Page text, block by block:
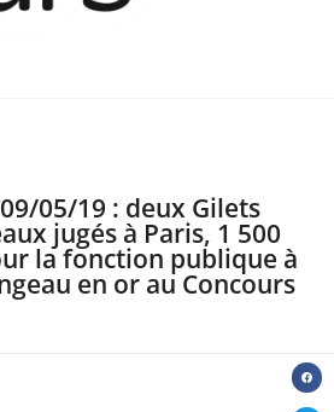
05/19 : deux Gilets
jugés à Paris, 1 500
la fonction publique à
en or au Concours